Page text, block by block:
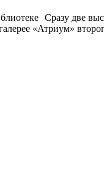
Сразу две
«Атриум»